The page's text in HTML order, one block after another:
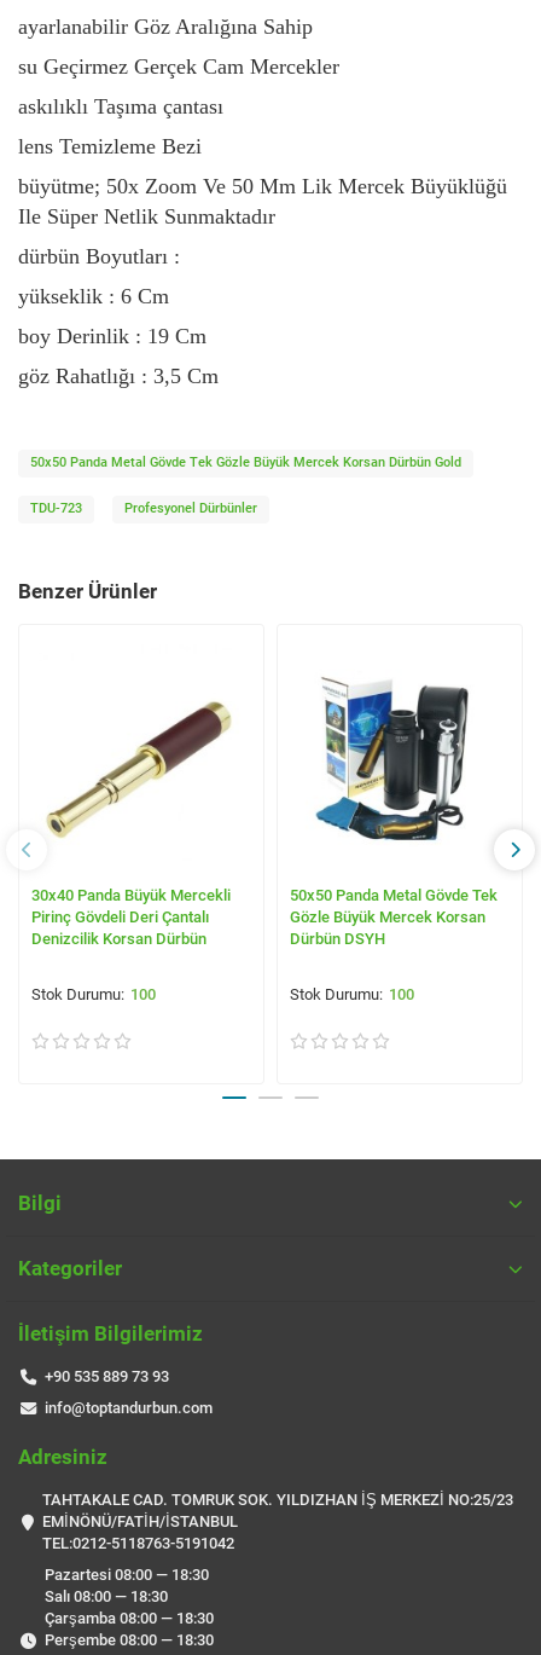
ayarlanabilir Göz Aralığına Sahip
su Geçirmez Gerçek Cam Mercekler
askılıklı Taşıma çantası
lens Temizleme Bezi
büyütme; 50x Zoom Ve 50 Mm Lik Mercek Büyüklüğü
Ile Süper Netlik Sunmaktadır
dürbün Boyutları :
yükseklik : 6 Cm
boy Derinlik : 19 Cm
göz Rahatlığı : 3,5 Cm
50x50 Panda Metal Gövde Tek Gözle Büyük Mercek Korsan Dürbün Gold
TDU-723 Profesyonel Dürbünler
Benzer Ürünler
30x40 Panda Büyük Mercekli
Pirinç Gövdeli Deri Çantalı
Denizcilik Korsan Dürbün
100
50x50 Panda Metal Gövde Tek
Gözle Büyük Mercek Korsan
Dürbün DSYH
100
Bilgi
Kategoriler
İletişim Bilgilerimiz
+90 535 889 73 93
info@toptandurbun.com
Adresiniz
TAHTAKALE CAD. TOMRUK SOK. YILDIZHAN İŞ MERKEZİ NO:25/23
EMİNÖNÜ/FATİH/İSTANBUL
TEL:0212-5118763-5191042
Pazartesi 08:00 — 18:30
Salı 08:00 — 18:30
Çarşamba 08:00 — 18:30
Perşembe 08:00 — 18:30